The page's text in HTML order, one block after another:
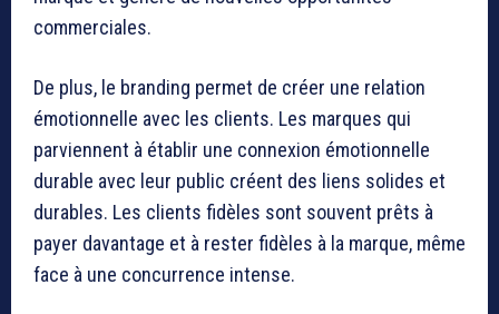
commerciales.
De plus, le branding permet de créer une relation
émotionnelle avec les clients. Les marques qui
parviennent à établir une connexion émotionnelle
durable avec leur public créent des liens solides et
durables. Les clients fidèles sont souvent prêts à
payer davantage et à rester fidèles à la marque, même
face à une concurrence intense.